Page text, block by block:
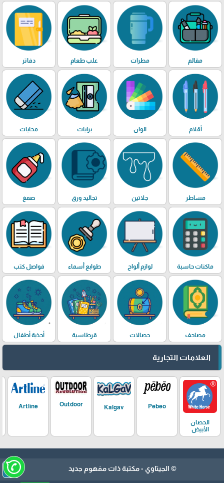
مقالم مطرات علب طعام دفاتر
أقلام الوان برايات محايات
مساطر جلاتين تجاليد ورق صمغ
ماكنات حاسبة لوازم ألواح طوابع أسماء فواصل كتب
مصاحف حصالات قرطاسية أحذية أطفال
العلامات التجارية
الحصان
الأبيض
Pebeo
Kalgav
Outdoor
Artline
© الجيتاوي - مكتبة ذات مفهوم جديد arrow_upward